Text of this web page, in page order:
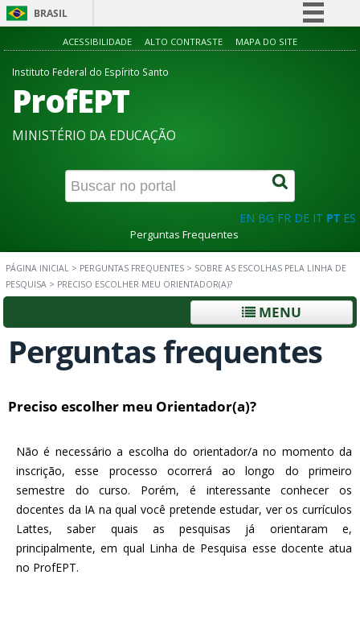
BRASIL
Simplifique!
Canais
ACESSIBILIDADE ALTO CONTRASTE MAPA DO SITE
Instituto Federal do Espírito Santo
ProfEPT
MINISTÉRIO DA EDUCAÇÃO
EN BG FR DE IT PT ES
Perguntas Frequentes
PÁGINA INICIAL > PERGUNTAS FREQUENTES > SOBRE AS ESCOLHAS PELA LINHA DE
PESQUISA > PRECISO ESCOLHER MEU ORIENTADOR(A)?
MENU
Perguntas frequentes
Preciso escolher meu Orientador(a)?
Não é necessário a escolha do orientador/a no momento da
inscrição, esse processo ocorrerá ao longo do primeiro
semestre do curso. Porém, é interessante conhecer os
docentes da IA na qual você pretende estudar, ver os currículos
Lattes, saber quais as pesquisas já orientaram e,
principalmente, em qual Linha de Pesquisa esse docente atua
no ProfEPT.